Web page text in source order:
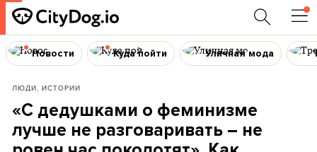
Новости Куда пойти Уличная мода
ЛЮДИ, ИСТОРИИ
«С дедушками о феминизме
лучше не разговаривать – не